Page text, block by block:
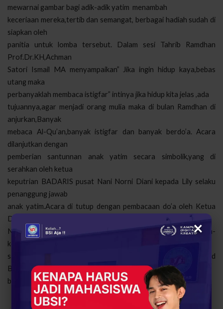
mewarnai gambar bagi adik-adik yatim menambah
keceriaan mereka,tertib dan semangat, berbagai hadiah sudah di
siapkan oleh
panitia untuk lomba tersebut. Dalam sesi Tahrib Ramdhan
Prof.Dr.KH,Achman
Satori Ismail MA menyampaikan” Jika ingin hidup kaya,bebas
utang maka
perbanyaklah membaca istigfar” intinya jika hidup kita jelas ,ada
tujuannya,agar menjadi orang mulia maka di bulan Ramdhan di
anjurkan,Banyak
mebaca Al-Qu’an,banyak istigfar dan banyak berdo’a. Acara
dilanjutkan dengan
pemberian santunnan anak yatim secara simbolik,yang di
serahkan oleh ketua
keputrian BADARIS pusat Nani Norni Diani kepada Lily selaku
penanggung jawab
anak yatim.Acara di tutup dengan pembacaan do’a oleh Ketua
Dewan Syuro Ahmad
Nawawi, pukul 14.30 acara berakhir dengan memberikan kesan-
kesan yang
sangat melekat dalam hati yang hadir dalam acara milad
BADARIS ke 16 .(ndi/ukm
badaris)
×